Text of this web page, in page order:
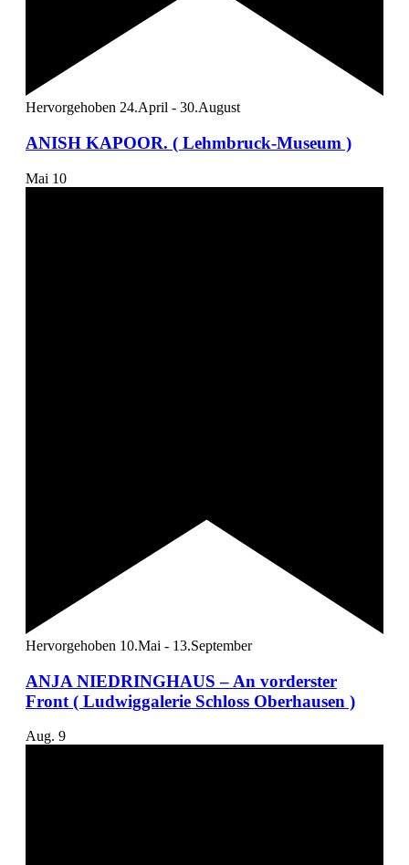
Hervorgehoben 24.April - 30.August
ANISH KAPOOR. ( Lehmbruck-Museum )
Mai 10
Hervorgehoben 10.Mai - 13.September
ANJA NIEDRINGHAUS – An vorderster
Front ( Ludwiggalerie Schloss Oberhausen )
Aug. 9